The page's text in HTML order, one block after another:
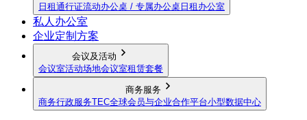
日租通行证流动办公桌 / 专属办公桌 日租办公室
私人办公室
企业定制方案
会议及活动
会议室活动场地会议室租赁套餐
商务服务
商务行政服务TEC全球会员与企业合作平台小型数据中心